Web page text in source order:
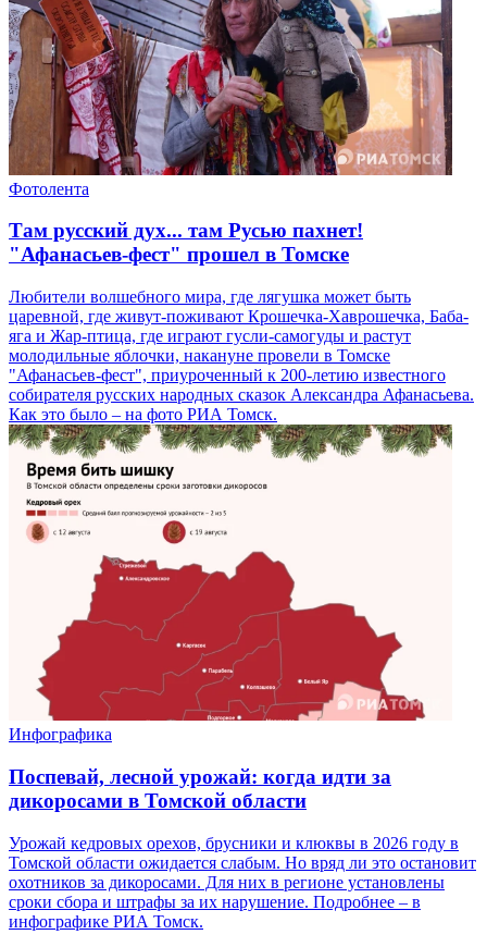
Фотолента
Там русский дух... там Русью пахнет!
"Афанасьев-фест" прошел в Томске
Любители волшебного мира, где лягушка может быть
царевной, где живут-поживают Крошечка-Хаврошечка, Баба-
яга и Жар-птица, где играют гусли-самогуды и растут
молодильные яблочки, накануне провели в Томске
"Афанасьев-фест", приуроченный к 200-летию известного
собирателя русских народных сказок Александра Афанасьева.
Как это было – на фото РИА Томск.
Инфографика
Поспевай, лесной урожай: когда идти за
дикоросами в Томской области
Урожай кедровых орехов, брусники и клюквы в 2026 году в
Томской области ожидается слабым. Но вряд ли это остановит
охотников за дикоросами. Для них в регионе установлены
сроки сбора и штрафы за их нарушение. Подробнее – в
инфографике РИА Томск.